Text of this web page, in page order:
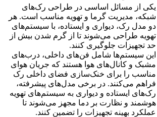
یکی از مسائل اساسی در طراحی رک‌های
شبکه، مدیریت گرما و تهویه مناسب است. هر
دو مدل رک، دیواری و ایستاده، با سیستم‌های
تهویه طراحی می‌شوند تا از گرم شدن بیش از
حد تجهیزات جلوگیری کنند.
این سیستم‌ها شامل فن‌های داخلی، درب‌های
مشبک و کانال‌های هوا هستند که جریان هوای
مناسب را برای خنک‌سازی فضای داخلی رک
فراهم می‌کنند. در برخی مدل‌های پیشرفته،
رک‌های ایستاده و دیواری به سیستم‌های تهویه
هوشمند و نظارت بر دما مجهز می‌شوند تا
عملکرد بهینه تجهیزات را تضمین کنند.